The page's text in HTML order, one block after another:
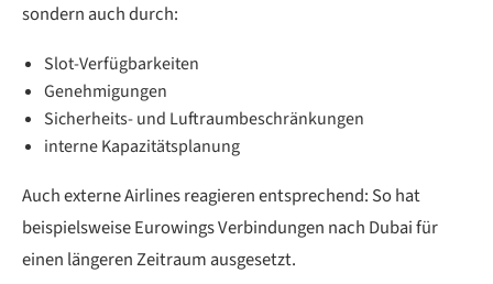
sondern auch durch:
Slot-Verfügbarkeiten
Genehmigungen
Sicherheits- und Luftraumbeschränkungen
interne Kapazitätsplanung
Auch externe Airlines reagieren entsprechend: So hat
beispielsweise Eurowings Verbindungen nach Dubai für
einen längeren Zeitraum ausgesetzt.